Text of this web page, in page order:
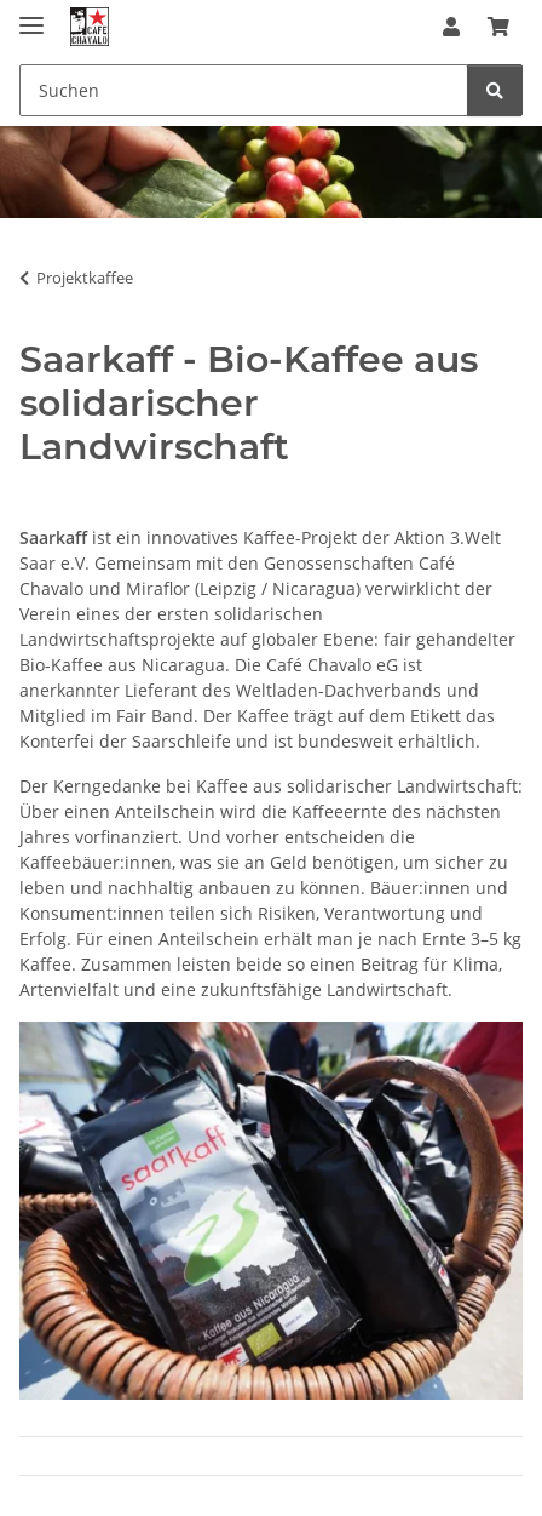
Projektkaffee
Saarkaff - Bio-Kaffee aus
solidarischer
Landwirschaft
Saarkaffist ein innovatives Kaffee-Projekt der Aktion 3.Welt
Saar e.V. Gemeinsam mit den Genossenschaften Café
Chavalo und Miraflor (Leipzig / Nicaragua) verwirklicht der
Verein eines der ersten solidarischen
Landwirtschaftsprojekte auf globaler Ebene: fair gehandelter
Bio-Kaffee aus Nicaragua. Die Café Chavalo eG ist
anerkannter Lieferant des Weltladen-Dachverbands und
Mitglied im Fair Band. Der Kaffee trägt auf dem Etikett das
Konterfei der Saarschleife und ist bundesweit erhältlich.
Der Kerngedanke bei Kaffee aus solidarischer Landwirtschaft:
Über einen Anteilschein wird die Kaffeeernte des nächsten
Jahres vorfinanziert. Und vorher entscheiden die
Kaffeebäuer:innen, was sie an Geld benötigen, um sicher zu
leben und nachhaltig anbauen zu können. Bäuer:innen und
Konsument:innen teilen sich Risiken, Verantwortung und
Erfolg. Für einen Anteilschein erhält man je nach Ernte 3–5 kg
Kaffee. Zusammen leisten beide so einen Beitrag für Klima,
Artenvielfalt und eine zukunftsfähige Landwirtschaft.